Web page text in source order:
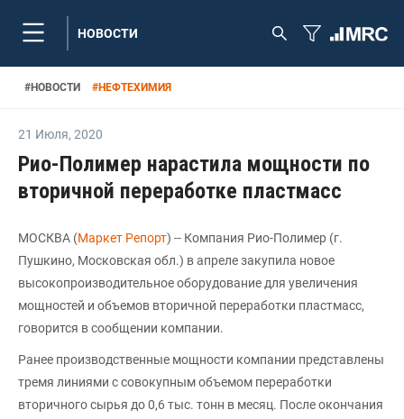
НОВОСТИ
#НОВОСТИ #НЕФТЕХИМИЯ
21 Июля, 2020
Рио-Полимер нарастила мощности по
вторичной переработке пластмасс
МОСКВА (Маркет Репорт) -- Компания Рио-Полимер (г.
Пушкино, Московская обл.) в апреле закупила новое
высокопроизводительное оборудование для увеличения
мощностей и объемов вторичной переработки пластмасс,
говорится в сообщении компании.
Ранее производственные мощности компании представлены
тремя линиями с совокупным объемом переработки
вторичного сырья до 0,6 тыс. тонн в месяц. После окончания